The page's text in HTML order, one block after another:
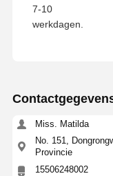
7-10
werkdagen.
Miss. Matilda
No. 151,
Provincie
15506248002